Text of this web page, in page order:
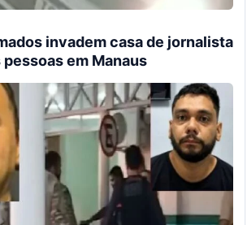
invadem casa de jornalista
em Manaus